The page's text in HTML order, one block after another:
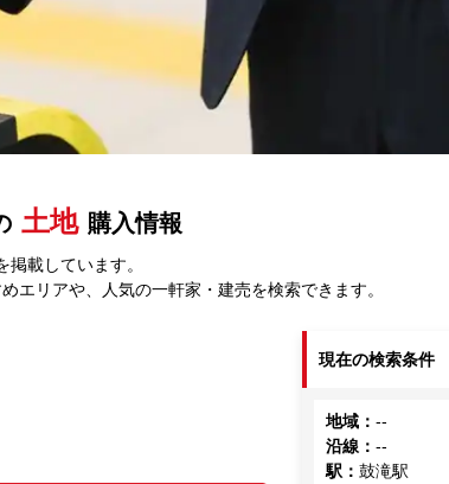
土地 購入情報
載しています。
エリアや、人気の一軒家・建売を検索できます。
現在の検索条件
地域 ：--
沿線 ：--
駅 ：鼓滝駅